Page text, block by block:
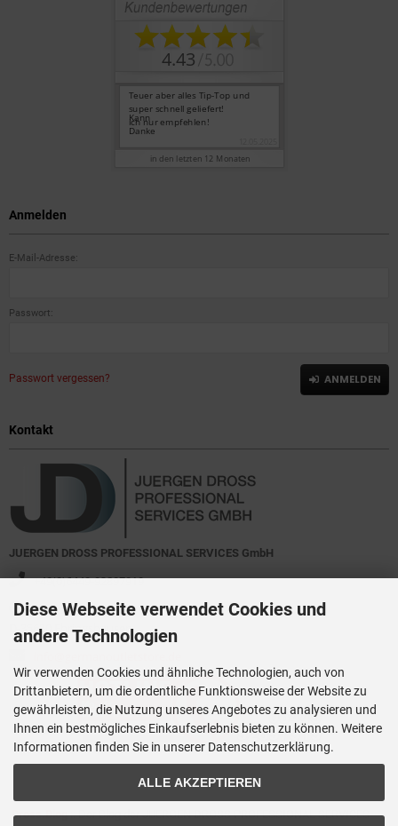
Anmelden
E-Mail-Adresse:
Passwort:
Passwort vergessen? ANMELDEN
Kontakt
JUERGEN DROSS PROFESSIONAL SERVICES GmbH
+49(0)6449-92897919
Kirchstraße 44
D-35630 Ehringshausen
Dross.Blog::Der Blog der JUERGEN DROSS PROFESSIONAL SERVICES
Diese Webseite verwendet Cookies und
andere Technologien
Wir verwenden Cookies und ähnliche Technologien, auch von
Drittanbietern, um die ordentliche Funktionsweise der Website zu
gewährleisten, die Nutzung unseres Angebotes zu analysieren und
Ihnen ein bestmögliches Einkaufserlebnis bieten zu können. Weitere
Informationen finden Sie in unserer Datenschutzerklärung.
ALLE AKZEPTIEREN